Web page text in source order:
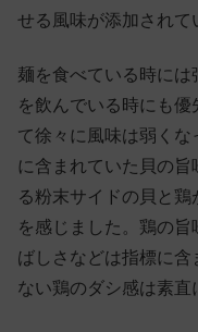
せる風味が添加されて
麺を食べている時に
を飲んでいる時にも
て徐々に風味は弱く
に含まれていた貝の
る粉末サイドの貝と
を感じました。鶏の
ばしさなどは指標に
ない鶏のダシ感は素直